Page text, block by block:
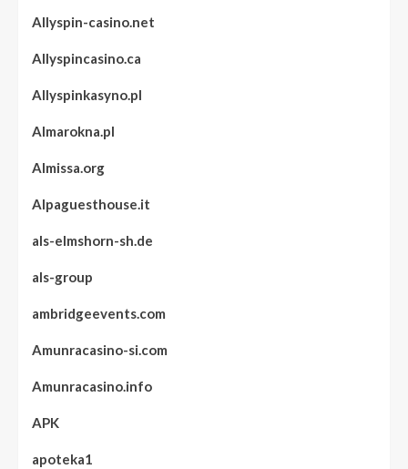
Allyspin-casino.net
Allyspincasino.ca
Allyspinkasyno.pl
Almarokna.pl
Almissa.org
Alpaguesthouse.it
als-elmshorn-sh.de
als-group
ambridgeevents.com
Amunracasino-si.com
Amunracasino.info
APK
apoteka1